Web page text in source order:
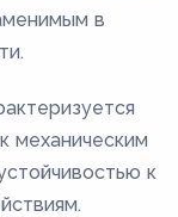
в
механическим
к